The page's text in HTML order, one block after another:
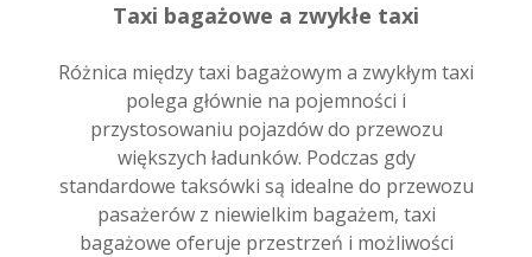
Taxi bagażowe a zwykłe taxi
Różnica między taxi bagażowym a zwykłym taxi
polega głównie na pojemności i
przystosowaniu pojazdów do przewozu
większych ładunków. Podczas gdy
standardowe taksówki są idealne do przewozu
pasażerów z niewielkim bagażem, taxi
bagażowe oferuje przestrzeń i możliwości